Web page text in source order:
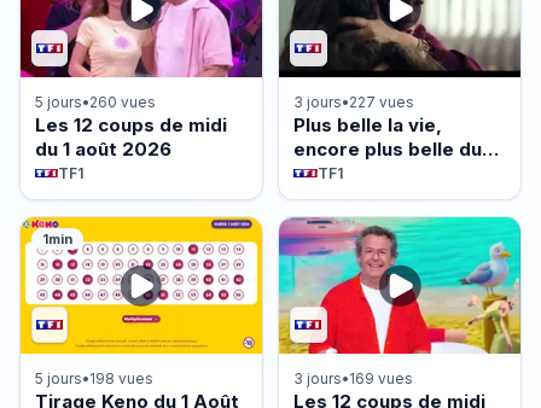
5 jours•260 vues
Les 12 coups de midi
du 1 août 2026
TF1
3 jours•227 vues
Plus belle la vie,
encore plus belle du
lundi 3 août 2026 -
Episode 640
TF1
1min
5 jours•198 vues
Tirage Keno du 1 Août
3 jours•169 vues
Les 12 coups de midi